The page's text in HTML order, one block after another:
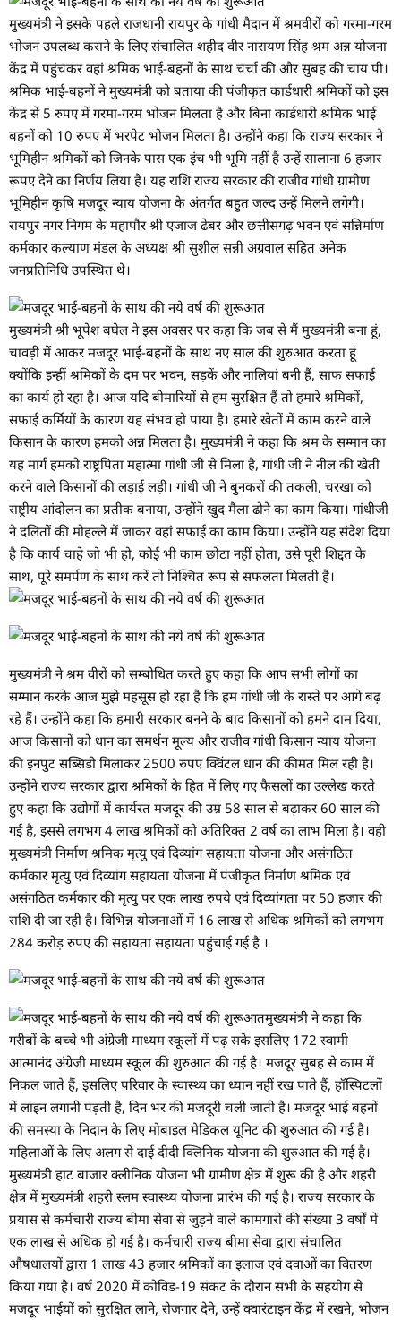
मुख्यमंत्री ने इसके पहले राजधानी रायपुर के गांधी मैदान में श्रमवीरों को गरमा-गरम
भोजन उपलब्ध कराने के लिए संचालित शहीद वीर नारायण सिंह श्रम अन्न योजना
केंद्र में पहुंचकर वहां श्रमिक भाई-बहनों के साथ चर्चा की और सुबह की चाय पी।
श्रमिक भाई-बहनों ने मुख्यमंत्री को बताया की पंजीकृत कार्डधारी श्रमिकों को इस
केंद्र से 5 रुपए में गरमा-गरम भोजन मिलता है और बिना कार्डधारी श्रमिक भाई
बहनों को 10 रुपए में भरपेट भोजन मिलता है। उन्होंने कहा कि राज्य सरकार ने
भूमिहीन श्रमिकों को जिनके पास एक इंच भी भूमि नहीं है उन्हें सालाना 6 हजार
रूपए देने का निर्णय लिया है। यह राशि राज्य सरकार की राजीव गांधी ग्रामीण
भूमिहीन कृषि मजदूर न्याय योजना के अंतर्गत बहुत जल्द उन्हें मिलने लगेगी।
रायपुर नगर निगम के महापौर श्री एजाज ढेबर और छत्तीसगढ़ भवन एवं सन्निर्माण
कर्मकार कल्याण मंडल के अध्यक्ष श्री सुशील सन्नी अग्रवाल सहित अनेक
जनप्रतिनिधि उपस्थित थे।
मुख्यमंत्री श्री भूपेश बघेल ने इस अवसर पर कहा कि जब से मैं मुख्यमंत्री बना हूं,
चावड़ी में आकर मजदूर भाई-बहनों के साथ नए साल की शुरुआत करता हूं
क्योंकि इन्हीं श्रमिकों के दम पर भवन, सड़कें और नालियां बनी हैं, साफ सफाई
का कार्य हो रहा है। आज यदि बीमारियों से हम सुरक्षित हैं तो हमारे श्रमिकों,
सफाई कर्मियों के कारण यह संभव हो पाया है। हमारे खेतों में काम करने वाले
किसान के कारण हमको अन्न मिलता है। मुख्यमंत्री ने कहा कि श्रम के सम्मान का
यह मार्ग हमको राष्ट्रपिता महात्मा गांधी जी से मिला है, गांधी जी ने नील की खेती
करने वाले किसानों की लड़ाई लड़ी। गांधी जी ने बुनकरों की तकली, चरखा को
राष्ट्रीय आंदोलन का प्रतीक बनाया, उन्होंने खुद मैला ढोने का काम किया। गांधीजी
ने दलितों की मोहल्ले में जाकर वहां सफाई का काम किया। उन्होंने यह संदेश दिया
है कि कार्य चाहे जो भी हो, कोई भी काम छोटा नहीं होता, उसे पूरी शिद्दत के
साथ, पूरे समर्पण के साथ करें तो निश्चित रूप से सफलता मिलती है।
मुख्यमंत्री ने श्रम वीरों को सम्बोधित करते हुए कहा कि आप सभी लोगों का
सम्मान करके आज मुझे महसूस हो रहा है कि हम गांधी जी के रास्ते पर आगे बढ़
रहे हैं। उन्होंने कहा कि हमारी सरकार बनने के बाद किसानों को हमने दाम दिया,
आज किसानों को धान का समर्थन मूल्य और राजीव गांधी किसान न्याय योजना
की इनपुट सब्सिडी मिलाकर 2500 रुपए क्विंटल धान की कीमत मिल रही है।
उन्होंने राज्य सरकार द्वारा श्रमिकों के हित में लिए गए फैसलों का उल्लेख करते
हुए कहा कि उद्योगों में कार्यरत मजदूर की उम्र 58 साल से बढ़ाकर 60 साल की
गई है, इससे लगभग 4 लाख श्रमिकों को अतिरिक्त 2 वर्ष का लाभ मिला है। वही
मुख्यमंत्री निर्माण श्रमिक मृत्यु एवं दिव्यांग सहायता योजना और असंगठित
कर्मकार मृत्यु एवं दिव्यांग सहायता योजना में पंजीकृत निर्माण श्रमिक एवं
असंगठित कर्मकार की मृत्यु पर एक लाख रुपये एवं दिव्यांगता पर 50 हजार की
राशि दी जा रही है। विभिन्न योजनाओं में 16 लाख से अधिक श्रमिकों को लगभग
284 करोड़ रुपए की सहायता सहायता पहुंचाई गई है ।
मुख्यमंत्री ने कहा कि
गरीबों के बच्चे भी अंग्रेजी माध्यम स्कूलों में पढ़ सके इसलिए 172 स्वामी
आत्मानंद अंग्रेजी माध्यम स्कूल की शुरुआत की गई है। मजदूर सुबह से काम में
निकल जाते हैं, इसलिए परिवार के स्वास्थ्य का ध्यान नहीं रख पाते हैं, हॉस्पिटलों
में लाइन लगानी पड़ती है, दिन भर की मजदूरी चली जाती है। मजदूर भाई बहनों
की समस्या के निदान के लिए मोबाइल मेडिकल यूनिट की शुरुआत की गई है।
महिलाओं के लिए अलग से दाई दीदी क्लिनिक योजना की शुरुआत की गई है।
मुख्यमंत्री हाट बाजार क्लीनिक योजना भी ग्रामीण क्षेत्र में शुरू की है और शहरी
क्षेत्र में मुख्यमंत्री शहरी स्लम स्वास्थ्य योजना प्रारंभ की गई है। राज्य सरकार के
प्रयास से कर्मचारी राज्य बीमा सेवा से जुड़ने वाले कामगारों की संख्या 3 वर्षों में
एक लाख से अधिक हो गई है। कर्मचारी राज्य बीमा सेवा द्वारा संचालित
औषधालयों द्वारा 1 लाख 43 हजार श्रमिकों का इलाज एवं दवाओं का वितरण
किया गया है। वर्ष 2020 में कोविड-19 संकट के दौरान सभी के सहयोग से
मजदूर भाईयों को सुरक्षित लाने, रोजगार देने, उन्हें क्वारंटाइन केंद्र में रखने, भोजन